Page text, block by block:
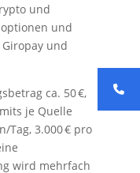
und
und
und
ca. 50 €,
je Quelle
Tag, 3.000 € pro
wird mehrfach